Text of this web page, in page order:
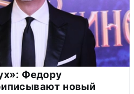
Федору
новый